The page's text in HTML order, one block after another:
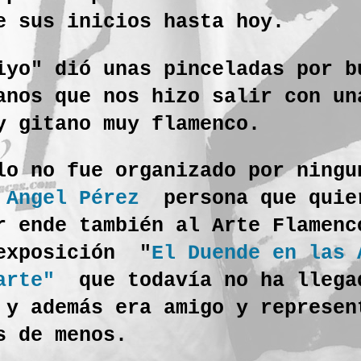
sus inicios hasta hoy.
dió unas pinceladas por
que nos hizo salir con
muy flamenco.
no fue organizado por
Angel Pérez
persona que
también al Arte
"El Duende en las
que todavía no ha
además era amigo y
menos.